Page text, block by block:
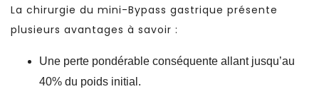
La chirurgie du mini-Bypass gastrique présente
plusieurs avantages à savoir :
Une perte pondérable conséquente allant jusqu’au
40% du poids initial.